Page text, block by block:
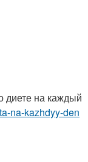
диете на каждый
na-kazhdyy-den